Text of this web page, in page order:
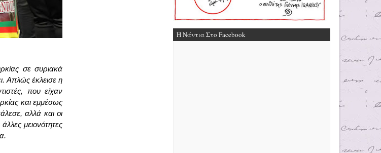
σε συριακά
Απλώς έκλεισε η
που είχαν
και εμμέσως
αλλά και οι
μειονότητες
Η Νάντια Στο Facebook